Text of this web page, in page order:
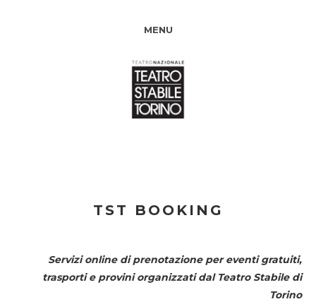
MENU
TST BOOKING
Servizi online di prenotazione per eventi gratuiti,
trasporti e provini organizzati dal Teatro Stabile di
Torino